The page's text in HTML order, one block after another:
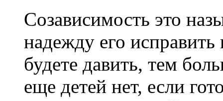
Созависимость это
надежду его исправить
будете давить, тем
еще детей нет, если